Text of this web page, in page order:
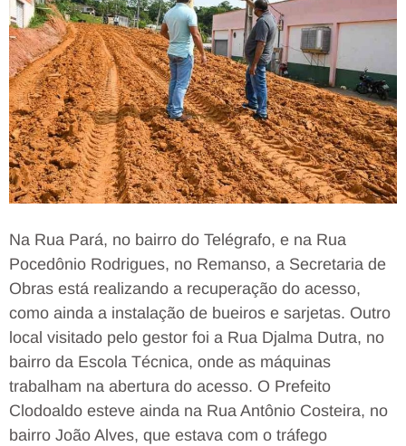
Na Rua Pará, no bairro do Telégrafo, e na Rua
Pocedônio Rodrigues, no Remanso, a Secretaria de
Obras está realizando a recuperação do acesso,
como ainda a instalação de bueiros e sarjetas. Outro
local visitado pelo gestor foi a Rua Djalma Dutra, no
bairro da Escola Técnica, onde as máquinas
trabalham na abertura do acesso. O Prefeito
Clodoaldo esteve ainda na Rua Antônio Costeira, no
bairro João Alves, que estava com o tráfego